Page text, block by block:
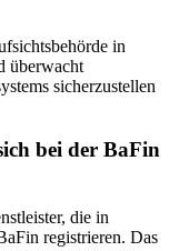
in
überwacht
sicherzustellen
bei der BaFin
die in
registrieren. Das